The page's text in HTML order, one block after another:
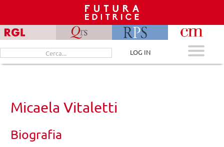
content
Cerca
per:
LOG IN
Micaela Vitaletti
Biografia